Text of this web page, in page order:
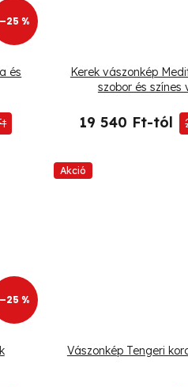
–25 %
és
Kerek vászonkép
szobor és színes
19 540 Ft-tól
–25 %
Akció
Vászonkép Tengeri